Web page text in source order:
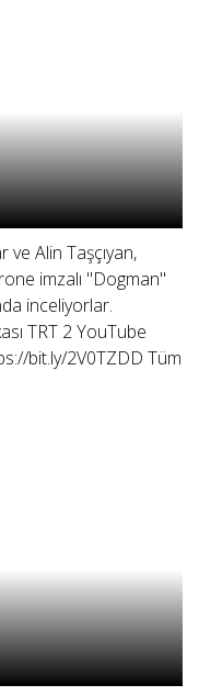
Alin Taşçıyan,
imzalı "Dogman"
inceliyorlar.
TRT 2 YouTube
bit.ly/2V0TZDD Tüm